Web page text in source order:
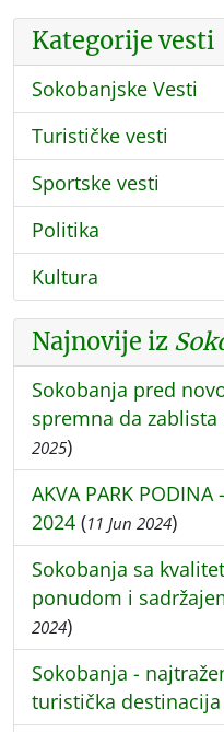
Kategorije vesti
Sokobanjske Vesti
Turističke vesti
Sportske vesti
Politika
Kultura
Najnovije iz
Sokobanja pred
spremna da
2025)
AKVA PARK PODINA
2024 (11 Jun 2024)
Sokobanja sa
ponudom i
2024)
Sokobanja -
turistička